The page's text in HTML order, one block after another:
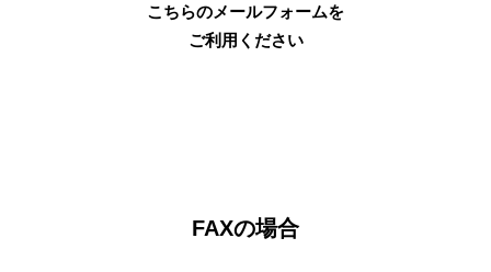
こちらのメールフォームを
ご利用ください
FAXの場合